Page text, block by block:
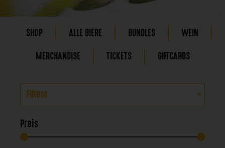
SHOP ALLE BIERE BUNDLES WEIN
MERCHANDISE TICKETS GIFTCARDS
Filtern
Preis